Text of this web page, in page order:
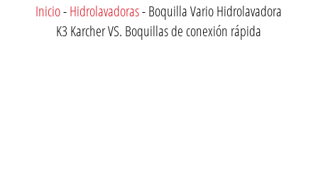
Inicio-Hidrolavadoras-Boquilla Vario Hidrolavadora
K3 Karcher VS. Boquillas de conexión rápida